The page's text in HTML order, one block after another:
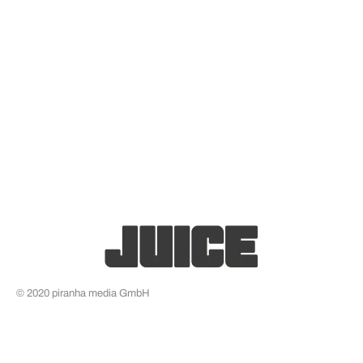
© 2020 piranha media GmbH